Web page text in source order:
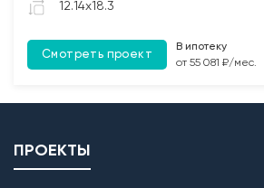
обработкой Биозащитным составом.
Лестница
12.14x18.3
Смотреть проект
В ипотеку
от 55 081 ₽/мес.
ПРОЕКТЫ